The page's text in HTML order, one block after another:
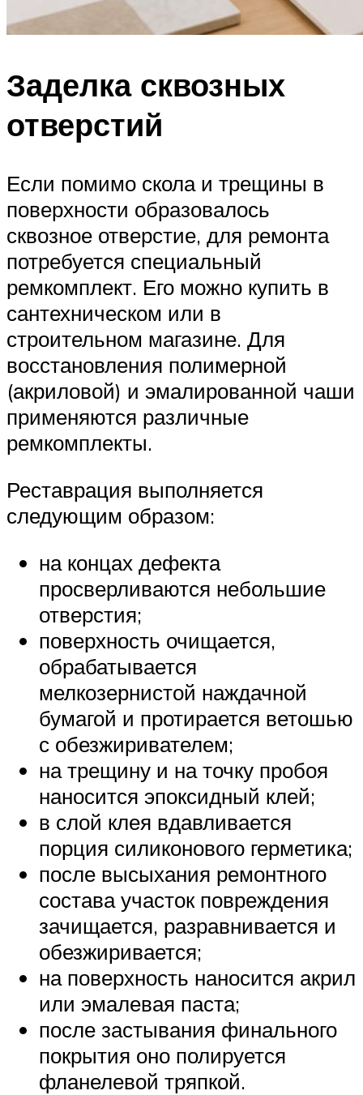
Заделка сквозных
отверстий
Если помимо скола и трещины в
поверхности образовалось
сквозное отверстие, для ремонта
потребуется специальный
ремкомплект. Его можно купить в
сантехническом или в
строительном магазине. Для
восстановления полимерной
(акриловой) и эмалированной чаши
применяются различные
ремкомплекты.
Реставрация выполняется
следующим образом:
на концах дефекта
просверливаются небольшие
отверстия;
поверхность очищается,
обрабатывается
мелкозернистой наждачной
бумагой и протирается ветошью
с обезжиривателем;
на трещину и на точку пробоя
наносится эпоксидный клей;
в слой клея вдавливается
порция силиконового герметика;
после высыхания ремонтного
состава участок повреждения
зачищается, разравнивается и
обезжиривается;
на поверхность наносится акрил
или эмалевая паста;
после застывания финального
покрытия оно полируется
фланелевой тряпкой.